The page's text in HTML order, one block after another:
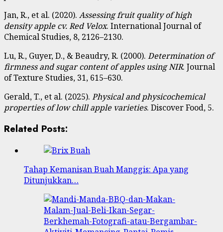
Jan, R., et al. (2020). Assessing fruit quality of high
density apple cv. Red Velox. International Journal of
Chemical Studies, 8, 2126–2130.
Lu, R., Guyer, D., & Beaudry, R. (2000). Determination of
firmness and sugar content of apples using NIR. Journal
of Texture Studies, 31, 615–630.
Gerald, T., et al. (2025). Physical and physicochemical
properties of low chill apple varieties. Discover Food, 5.
Related Posts:
Tahap Kemanisan Buah Manggis: Apa yang
Ditunjukkan…